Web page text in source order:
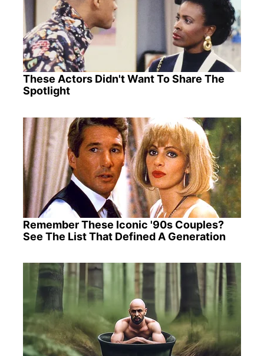
These Actors Didn't Want To Share The
Spotlight
Remember These Iconic '90s Couples?
See The List That Defined A Generation